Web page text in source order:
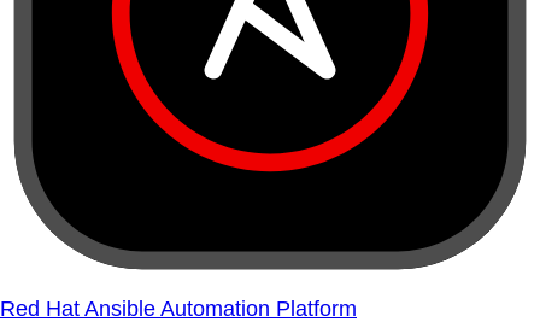
Red Hat Ansible Automation Platform